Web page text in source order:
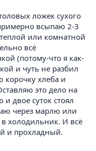
ложек сухого
всыпаю 2-3
или комнатной
всё
(потому-что я как-
и чуть не разбил
корочку хлеба и
это дело на
и двое суток стоял
через марлю или
холодильник. И всё
и прохладный.